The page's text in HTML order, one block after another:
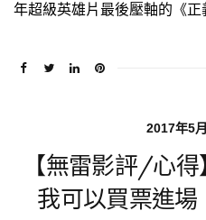
年超級英雄片最後壓軸的《正
2017年5
【無雷影評/心得
我可以買票進